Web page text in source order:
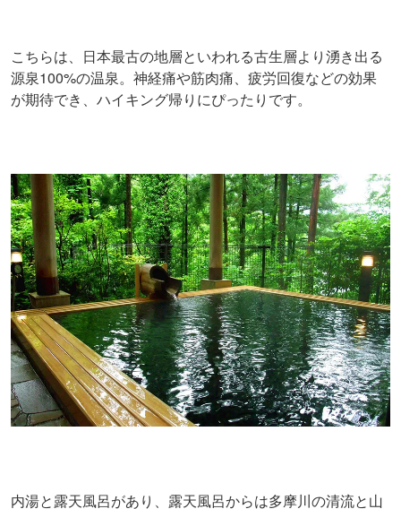
こちらは、日本最古の地層といわれる古生層より湧き出る
源泉100%の温泉。神経痛や筋肉痛、疲労回復などの効果
が期待でき、ハイキング帰りにぴったりです。
内湯と露天風呂があり、露天風呂からは多摩川の清流と山